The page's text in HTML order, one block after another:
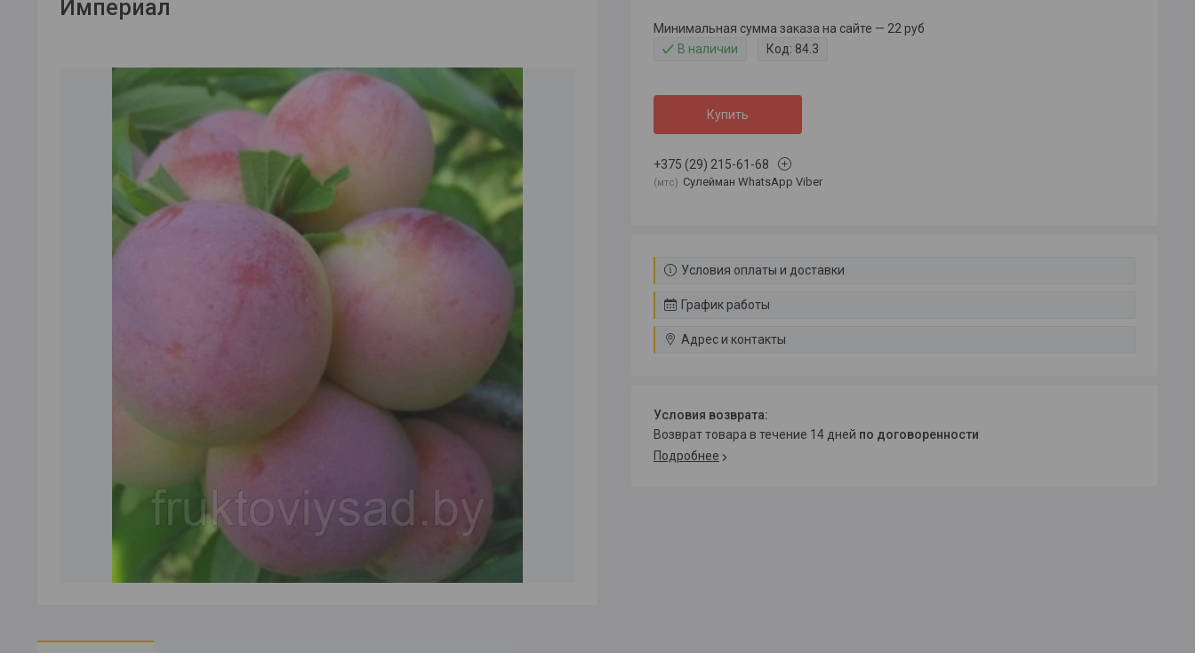
Империал
Минимальная сумма заказа на сайте — 22 руб
В наличии
Код: 84.3
Купить
+375 (29) 215-61-68
мтс Сулейман WhatsApp Viber
Условия оплаты и доставки
График работы
Адрес и контакты
возврат товара в течение 14 дней по договоренности
Подробнее